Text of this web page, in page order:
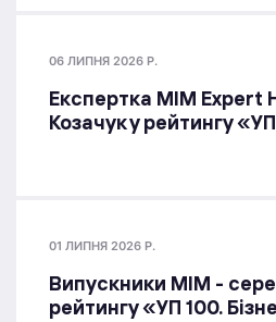
06 ЛИПНЯ 2026 Р.
Експертка MIM Expert
Козачук у рейтингу
01 ЛИПНЯ 2026 Р.
Випускники МІМ -
рейтингу «УП 100.